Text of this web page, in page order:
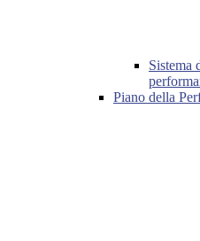
Sistema
Piano della